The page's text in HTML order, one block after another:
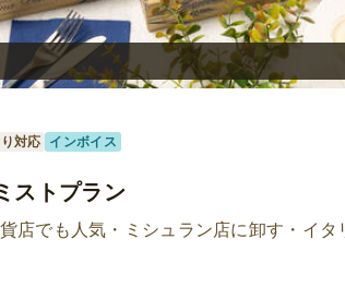
対応 インボイス
ストプラン
店でも人気・ミシュラン店に卸す・イ